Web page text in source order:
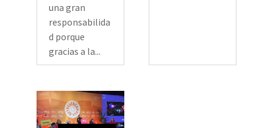
una gran
responsabilida
d porque
gracias a la...